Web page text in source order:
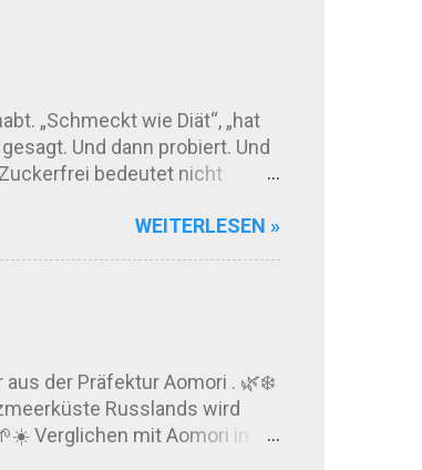
„Schmeckt wie Diät“, „hat
Und dann probiert. Und
bedeutet nicht
dieser Stoffe können bei
WEITERLESEN »
aus der Präfektur Aomori . 🌿❄️
Russlands wird
Verglichen mit Aomori in